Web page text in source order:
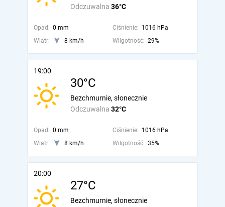
Odczuwalna 36°C
Opad: 0 mm Ciśnienie: 1016 hPa
Wiatr:
8 km/h Wilgotność: 29%
19:00
30°C
Odczuwalna 32°C
Bezchmurnie, słonecznie
Opad: 0 mm Ciśnienie: 1016 hPa
Wiatr:
8 km/h Wilgotność: 35%
20:00
27°C
Bezchmurnie, słonecznie